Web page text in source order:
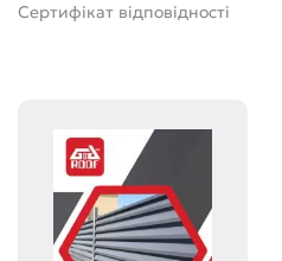
Сертифікат відповідності